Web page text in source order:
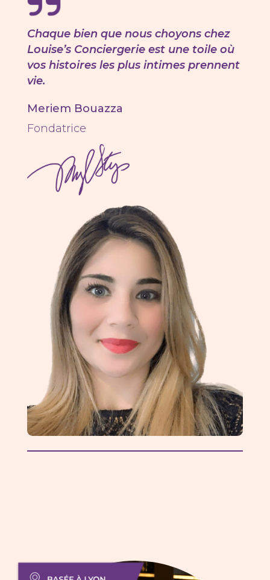
Chaque bien que nous choyons chez
Louise’s Conciergerie est une toile où
vos histoires les plus intimes prennent
vie.
Meriem Bouazza
Fondatrice